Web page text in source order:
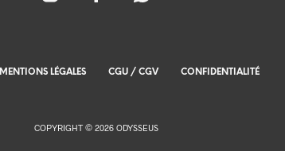
MENTIONS LÉGALES CGU / CGV CONFIDENTIALITÉ
COPYRIGHT © 2026 ODYSSEUS